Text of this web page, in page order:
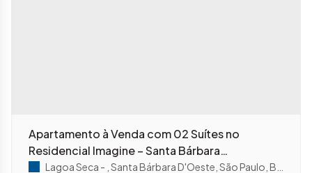
Apartamento à Venda com 02 Suítes no
Residencial Imagine – Santa Bárbara
D’oeste/Sp.
Lagoa Seca Santa Bárbara D'Oeste São Paulo Brasil